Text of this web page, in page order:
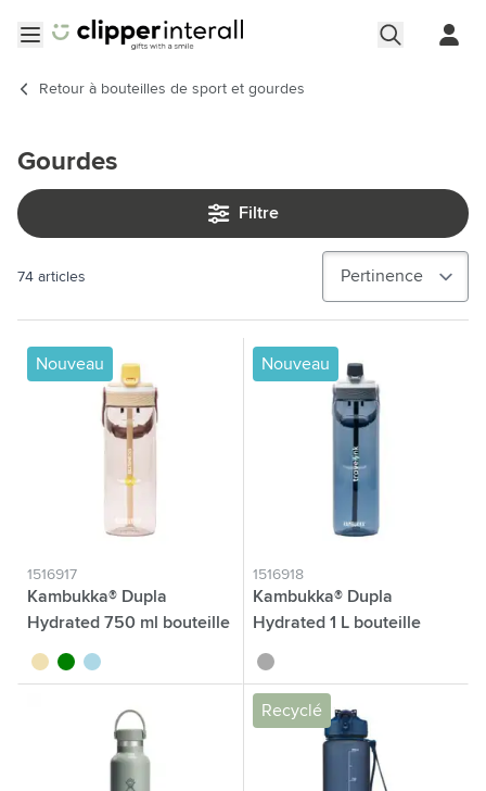
Retour à bouteilles de sport et gourdes
Gourdes
Filtre
74 articles
Nouveau
1516917
Kambukka® Dupla
Hydrated 750 ml bouteille
sablevert bleu clair
Nouveau
1516918
Kambukka® Dupla
Hydrated 1 L bouteille
gris foncé
Recyclé